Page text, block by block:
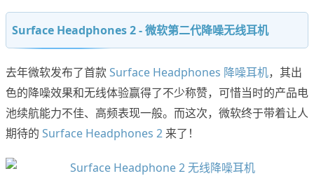
Surface Headphones 2 - 微软第二代降噪无线耳机
去年微软发布了首款 Surface Headphones 降噪耳机，其出
色的降噪效果和无线体验赢得了不少称赞，可惜当时的产品电
池续航能力不佳、高频表现一般。而这次，微软终于带着让人
期待的 Surface Headphones 2 来了！